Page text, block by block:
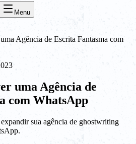
Menu
Agência de Escrita Fantasma com
uma Agência de
com WhatsApp
sua agência de ghostwriting